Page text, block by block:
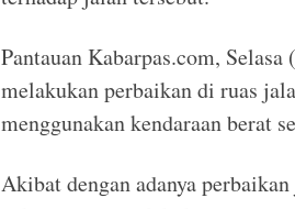
Pantauan Kabarpas.com,
melakukan perbaikan di ruas
menggunakan kendaraan berat
Akibat dengan adanya